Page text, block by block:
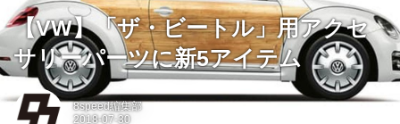
【VW】「ザ・ビートル」用アクセ
サリーパーツに新5アイテム
8speed編集部